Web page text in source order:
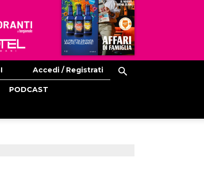
Ristoranti
Hoteldomani
Accedi / Registrati
PODCAST